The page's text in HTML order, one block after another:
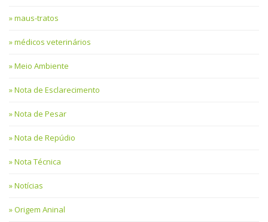
maus-tratos
médicos veterinários
Meio Ambiente
Nota de Esclarecimento
Nota de Pesar
Nota de Repúdio
Nota Técnica
Notícias
Origem Aninal